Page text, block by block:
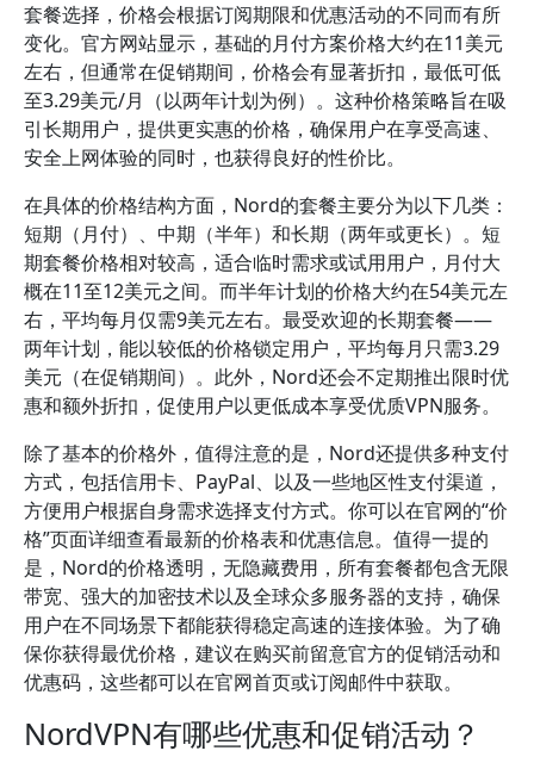
套餐选择，价格会根据订阅期限和优惠活动的不同而有所
变化。官方网站显示，基础的月付方案价格大约在11美元
左右，但通常在促销期间，价格会有显著折扣，最低可低
至3.29美元/月（以两年计划为例）。这种价格策略旨在吸
引长期用户，提供更实惠的价格，确保用户在享受高速、
安全上网体验的同时，也获得良好的性价比。
在具体的价格结构方面，Nord的套餐主要分为以下几类：
短期（月付）、中期（半年）和长期（两年或更长）。短
期套餐价格相对较高，适合临时需求或试用用户，月付大
概在11至12美元之间。而半年计划的价格大约在54美元左
右，平均每月仅需9美元左右。最受欢迎的长期套餐——
两年计划，能以较低的价格锁定用户，平均每月只需3.29
美元（在促销期间）。此外，Nord还会不定期推出限时优
惠和额外折扣，促使用户以更低成本享受优质VPN服务。
除了基本的价格外，值得注意的是，Nord还提供多种支付
方式，包括信用卡、PayPal、以及一些地区性支付渠道，
方便用户根据自身需求选择支付方式。你可以在官网的“价
格”页面详细查看最新的价格表和优惠信息。值得一提的
是，Nord的价格透明，无隐藏费用，所有套餐都包含无限
带宽、强大的加密技术以及全球众多服务器的支持，确保
用户在不同场景下都能获得稳定高速的连接体验。为了确
保你获得最优价格，建议在购买前留意官方的促销活动和
优惠码，这些都可以在官网首页或订阅邮件中获取。
NordVPN有哪些优惠和促销活动？